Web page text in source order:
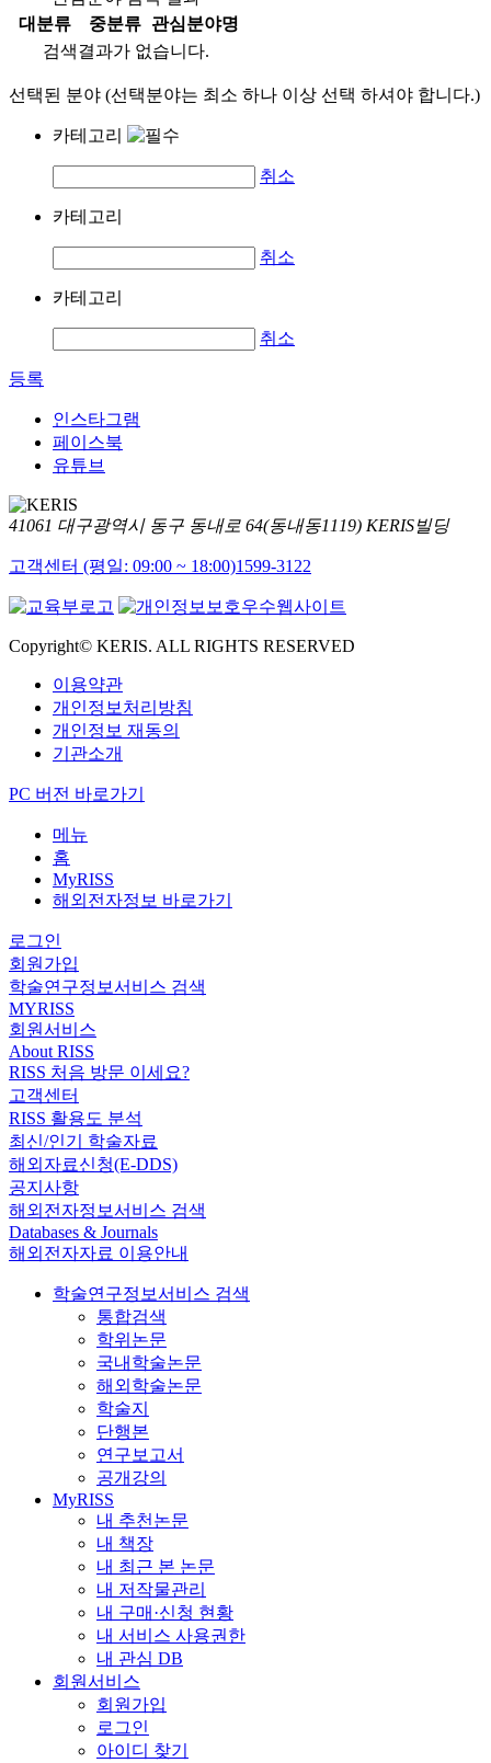
대분류
중분류
관심분야명
검색결과가 없습니다.
선택된 분야 (선택분야는 최소 하나 이상 선택 하셔야 합니다.)
카테고리
취소
카테고리
취소
카테고리
취소
등록
인스타그램
페이스북
유튜브
41061 대구광역시 동구 동내로 64(동내동1119) KERIS빌딩
고객센터 (평일: 09:00 ~ 18:00)1599-3122
Copyright© KERIS. ALL RIGHTS RESERVED
이용약관
개인정보처리방침
개인정보 재동의
기관소개
PC 버전 바로가기
메뉴
홈
MyRISS
해외전자정보 바로가기
로그인
회원가입
학술연구정보서비스 검색
MYRISS
회원서비스
About RISS
RISS 처음 방문 이세요?
고객센터
RISS 활용도 분석
최신/인기 학술자료
해외자료신청(E-DDS)
공지사항
해외전자정보서비스 검색
Databases & Journals
해외전자자료 이용안내
학술연구정보서비스 검색
통합검색
학위논문
국내학술논문
해외학술논문
학술지
단행본
연구보고서
공개강의
MyRISS
내 추천논문
내 책장
내 최근 본 논문
내 저작물관리
내 구매·신청 현황
내 서비스 사용권한
내 관심 DB
회원서비스
회원가입
로그인
아이디 찾기